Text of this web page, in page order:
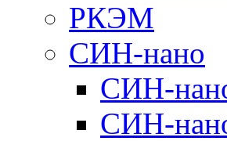
РКЭМ
СИН-нано
СИН-
СИН-